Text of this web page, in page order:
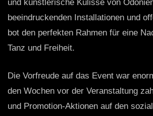
und künstlerische Kulisse von
beeindruckenden Installationen und
bot den perfekten Rahmen für eine
Tanz und Freiheit.
Die Vorfreude auf das Event war
den Wochen vor der Veranstaltung
und Promotion-Aktionen auf den